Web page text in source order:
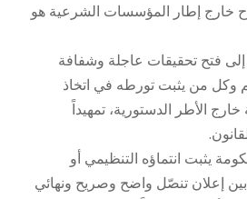
خارج إطار المؤسسات الشرعية هو
فتح تحقيقات عاجلة وشفافة
وكل من يثبت تورطه في اتخاذ
الأطر الدستورية، تمهيداً
يثبت انتماؤه التنظيمي أو
بين إعلان تنصّل واضح وصريح ونهائي